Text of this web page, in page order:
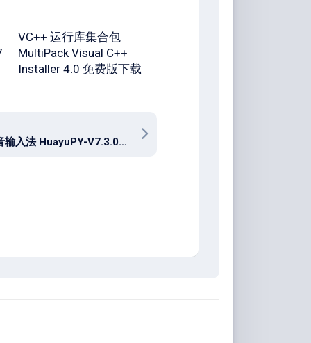
VC++ 运行库集合包
MultiPack Visual C++
Installer 4.0 免费版下载
华宇拼音输入法 HuayuPY-V7.3.0.299 免费版